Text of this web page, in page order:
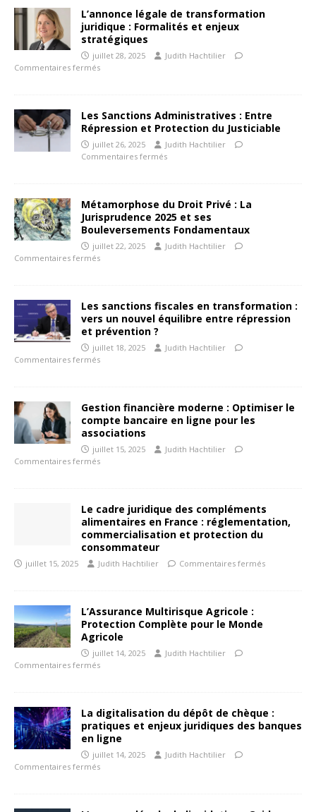
L’annonce légale de transformation
juridique : Formalités et enjeux
stratégiques
juillet 28, 2025
Judith Hachtilier
Commentaires fermés
Les Sanctions Administratives : Entre
Répression et Protection du Justiciable
juillet 26, 2025
Judith Hachtilier
Commentaires fermés
Métamorphose du Droit Privé : La
Jurisprudence 2025 et ses
Bouleversements Fondamentaux
juillet 22, 2025
Judith Hachtilier
Commentaires fermés
Les sanctions fiscales en transformation :
vers un nouvel équilibre entre répression
et prévention ?
juillet 18, 2025
Judith Hachtilier
Commentaires fermés
Gestion financière moderne : Optimiser le
compte bancaire en ligne pour les
associations
juillet 15, 2025
Judith Hachtilier
Commentaires fermés
Le cadre juridique des compléments
alimentaires en France : réglementation,
commercialisation et protection du
consommateur
juillet 15, 2025 Judith Hachtilier Commentaires fermés
L’Assurance Multirisque Agricole :
Protection Complète pour le Monde
Agricole
juillet 14, 2025
Judith Hachtilier
Commentaires fermés
La digitalisation du dépôt de chèque :
pratiques et enjeux juridiques des banques
en ligne
juillet 14, 2025
Judith Hachtilier
Commentaires fermés